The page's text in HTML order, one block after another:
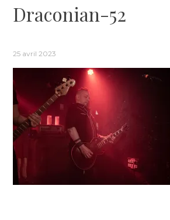
Draconian-52
25 avril 2023